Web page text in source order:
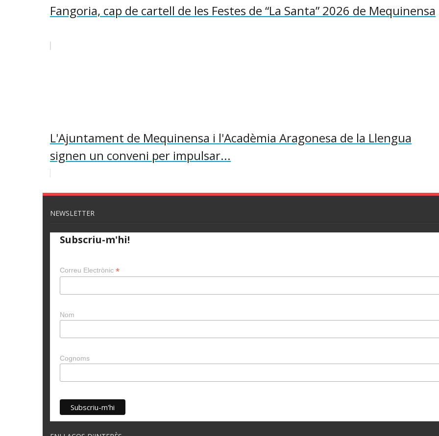
Fangoria, cap de cartell de les Festes de “La Santa” 2026 de Mequinensa
L'Ajuntament de Mequinensa i l'Acadèmia Aragonesa de la Llengua
signen un conveni per impulsar...
NEWSLETTER
Subscriu-m'hi!
Correu Electrònic *
Nom
Cognoms